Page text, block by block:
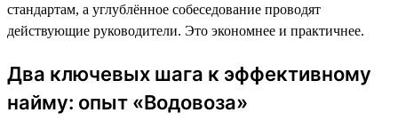
стандартам, а углублённое собеседование проводят
действующие руководители. Это экономнее и практичнее.
Два ключевых шага к эффективному
найму: опыт «Водовоза»